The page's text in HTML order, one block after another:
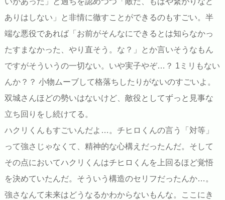
ありはしない」と非情に徹すことができるのもすごい。半
端な悪役であれば「お前がそんなにできるとは知らなかっ
たすまなかった、やり直そう。な？」とか言いそうなもん
ですがそういうの一切ない。いや実子やぞ…？ 1ミリもない
んか？？ 小物ムーブして格落ちしたりがないのすごいよ。
双城さんほどの勢いはないけど、敵役としてずっと見事な
立ち回りをし続けてる。
ハクリくんもすごいんだよ…。チヒロくんの言う「対等」
って強さじゃなくて、精神的な心構えだったんだ。そして
その点においてハクリくんはチヒロくんを上回るほど覚悟
を決めていたんだ。そういう構造のセリフだったんか…。
強さなんて未来はどうなるかわからないもんな。ここにき